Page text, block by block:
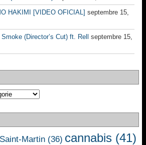
HAKIMI [VIDEO OFICIAL] septembre 15,
(Director’s Cut) ft. Rell
septembre 15,
Martin (36) cannabis (41)